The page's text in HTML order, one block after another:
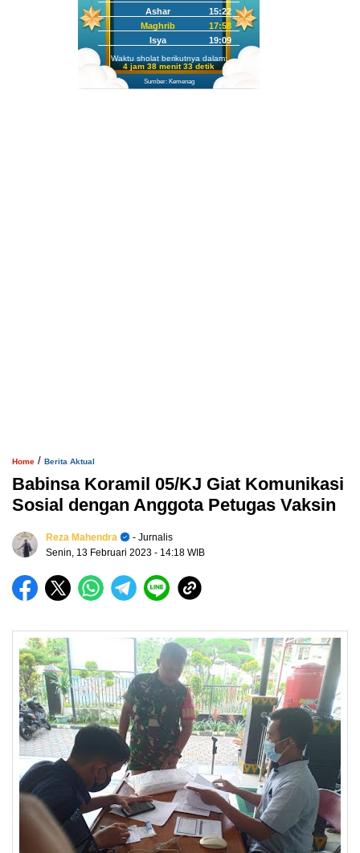
Ashar
15:22
Maghrib
17:58
Isya
19:09
Waktu sholat berikutnya dalam:
4 jam 38 menit 31 detik
Sumber: Kemenag
Home / Berita Aktual
Babinsa Koramil 05/KJ Giat Komunikasi
Sosial dengan Anggota Petugas Vaksin
Reza Mahendra
- Jurnalis
Senin, 13 Februari 2023 - 14:18 WIB